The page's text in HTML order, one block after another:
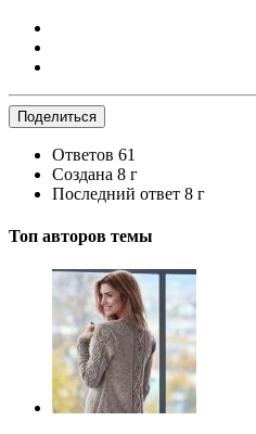
Поделиться
Ответов 61
Создана 8 г
Последний ответ 8 г
Топ авторов темы